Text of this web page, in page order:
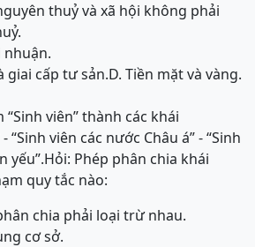
thuỷ và xã hội không phải
nhuận.
giai cấp tư sản.D. Tiền mặt và vàng.
viên” thành các khái
“Sinh viên các nước Châu á” - “Sinh
yếu”.Hỏi: Phép phân chia khái
quy tắc nào:
chia phải loại trừ nhau.
cơ sở.